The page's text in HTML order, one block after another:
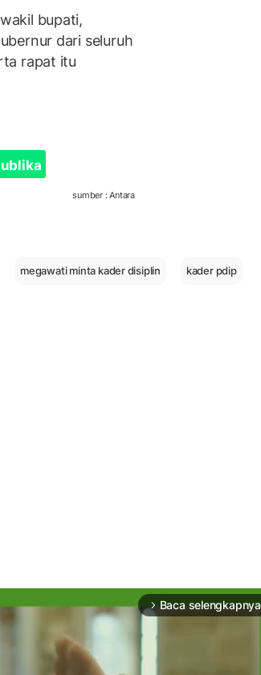
bupati,
dari seluruh
rapat itu
sumber : Antara
megawati minta kader disiplin kader pdip
arrow_forward_ios Baca selengkapnya